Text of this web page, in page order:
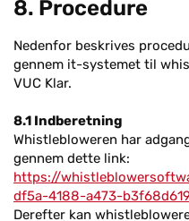
8. Procedure
Nedenfor beskrives
gennem it-systemet til
VUC Klar.
8.1 Indberetning
Whistlebloweren har
gennem dette link:
https://
df5a-4188-a473-
Derefter kan